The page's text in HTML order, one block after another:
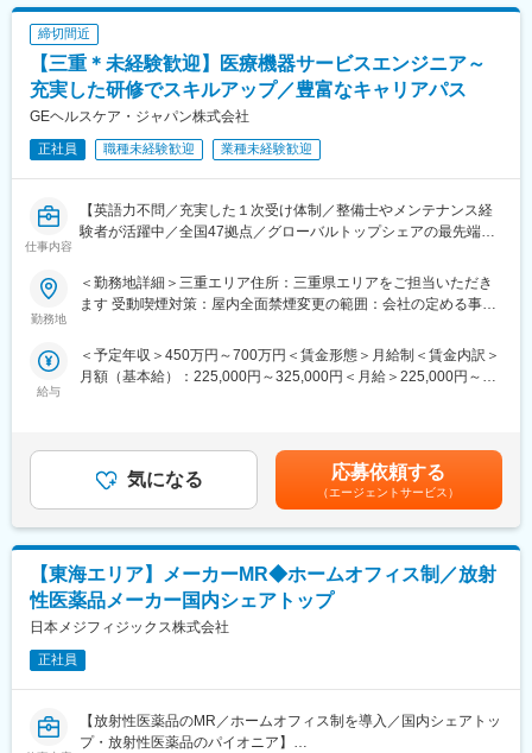
締切間近
【三重＊未経験歓迎】医療機器サービスエンジニア～
充実した研修でスキルアップ／豊富なキャリアパス
GEヘルスケア・ジャパン株式会社
正社員 職種未経験歓迎 業種未経験歓迎
仕事内容
【英語力不問／充実した１次受け体制／整備士やメンテナンス経
験者が活躍中／全国47拠点／グローバルトップシェアの最先端医
■業務内容：
医療画像診断装置（CT,MRI）、超音波診断装置や麻酔器
・医療装置の保守 修理、点検等メンテナンス
・機器導入後の技術支援や購入前後のサポート
い。
■就業環境：年間を通しての残業時間は平均して30～40時間とな
っており、夜間の対応につきましては月1, 2回のペースです。一次
対応はコールセンターが行い、現場での対応が必要な場合のみ、
夜間出勤をします。夜間・休日の出勤はスキルを備えられたこと
が確認できたのちに入ることになりますので、新人の内から対応
を求められることはありません。
■サポート体制：不明な点は本部アプリケーションエンジニアおよ
びテクニカルサポートエンジニアがいるため、最初は専門的な知
呼び出し手当、待機手当、時間外出勤手当などはしっかり完備さ
れております。
勤務地
＜勤務地詳細＞三重エリア住所：三重県エリアをご担当いただき
ます 受動喫煙対策：屋内全面禁煙変更の範囲：会社の定める事業
給与
＜予定年収＞450万円～700万円＜賃金形態＞月給制＜賃金内訳＞
月額（基本給）：225,000円～325,000円＜月給＞225,000円～
までも目安の金額であり、選考を通じて上下する可能性がありま
す。賃金はあくまでも目安の金額であり、選考を通じて上下する
可能性があります。月給(月額)は固定手当を含めた表記です。
気になる 応募依頼する
（エージェントサービス）
【東海エリア】メーカーMR◆ホームオフィス制／放射
性医薬品メーカー国内シェアトップ
日本メジフィジックス株式会社
正社員
【放射性医薬品のMR／ホームオフィス制を導入／国内シェアトッ
プ・放射性医薬品のパイオニア】